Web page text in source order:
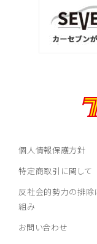
個人情報保護方針
特定商取引に関して
反社会的勢力の排除
組み
お問い合わせ